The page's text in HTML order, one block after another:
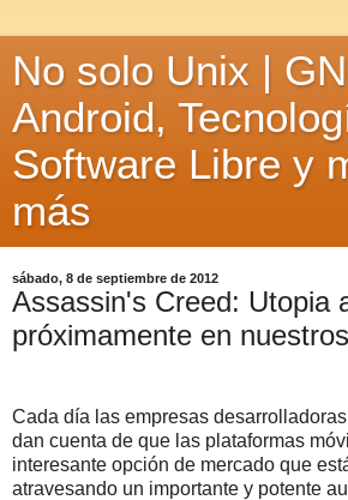
No solo Unix |
Android,
Software Libre y
más
sábado, 8 de septiembre de 2012
Assassin's Creed: Utopia
próximamente en
Cada día las empresas
dan cuenta de que las plataformas
interesante opción de mercado que
atravesando un importante y potente